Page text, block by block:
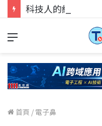
首頁 / 電子鼻